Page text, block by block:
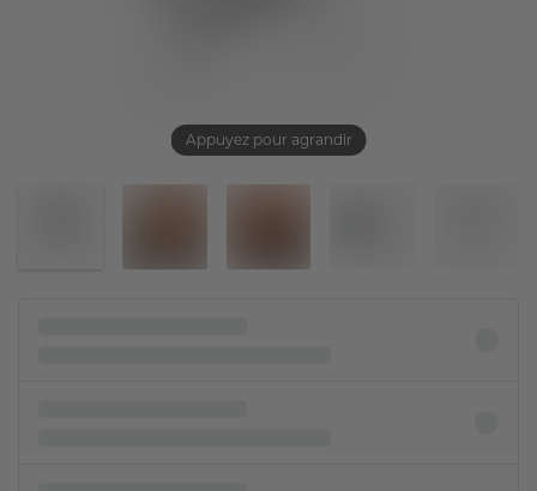
Appuyez pour agrandir